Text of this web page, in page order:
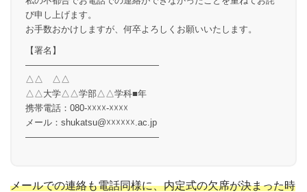
び申し上げます。
お手数おかけしますが、何卒よろしくお願いいたします。
【署名】
―――――――――――――――
△△ △△
△△大学△△学部△△学科■年
携帯電話：080-☓☓☓☓-☓☓☓☓
メール：shukatsu@☓☓☓☓☓☓.ac.jp
―――――――――――――――
メールでの連絡も電話同様に、内定式の欠席が決まった時